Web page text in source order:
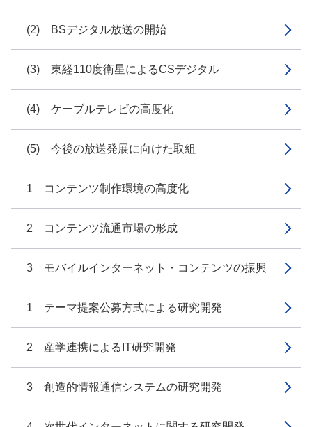
(2) BSデジタル放送の開始
(3) 東経110度衛星によるCSデジタル
(4) ケーブルテレビの高度化
(5) 今後の放送発展に向けた取組
1 コンテンツ制作環境の高度化
2 コンテンツ流通市場の形成
3 モバイルインターネット・コンテンツの振興
1 テーマ提案公募方式による研究開発
2 産学連携によるIT研究開発
3 創造的情報通信システムの研究開発